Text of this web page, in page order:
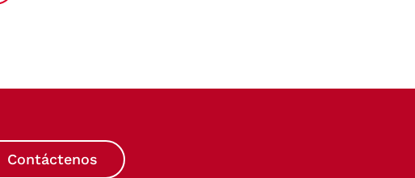
Contáctenos